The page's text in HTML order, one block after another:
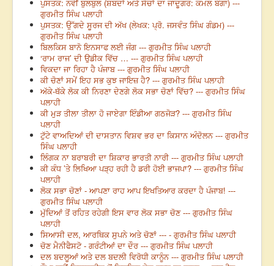
ਪੁਸਤਕ: ਨਵੀਂ ਬੁਲਬੁਲ (ਸ਼ਬਦਾਂ ਅਤੇ ਸੋਚਾਂ ਦਾ ਜਾਦੂਗਰ: ਕਮਲ ਬੰਗਾ) ---
ਗੁਰਮੀਤ ਸਿੰਘ ਪਲਾਹੀ
ਪੁਸਤਕ: ਉੱਗਦੇ ਸੂਰਜ ਦੀ ਅੱਖ (ਲੇਖਕ: ਪ੍ਰੋ. ਜਸਵੰਤ ਸਿੰਘ ਗੰਡਮ) ---
ਗੁਰਮੀਤ ਸਿੰਘ ਪਲਾਹੀ
ਬਿਲਕਿਸ ਬਾਨੋ ਇਨਸਾਫ ਲਈ ਜੰਗ --- ਗੁਰਮੀਤ ਸਿੰਘ ਪਲਾਹੀ
‘ਰਾਮ ਰਾਜ’ ਦੀ ਉਡੀਕ ਵਿੱਚ … --- ਗੁਰਮੀਤ ਸਿੰਘ ਪਲਾਹੀ
ਵਿਕਦਾ ਜਾ ਰਿਹਾ ਹੈ ਪੰਜਾਬ --- ਗੁਰਮੀਤ ਸਿੰਘ ਪਲਾਹੀ
ਕੀ ਚੋਣਾਂ ਸਮੇਂ ਇਹ ਸਭ ਕੁਝ ਜਾਇਜ਼ ਹੈ? --- ਗੁਰਮੀਤ ਸਿੰਘ ਪਲਾਹੀ
ਅੱਕੇ-ਥੱਕੇ ਲੋਕ ਕੀ ਨਿਰਣਾ ਦੇਣਗੇ ਲੋਕ ਸਭਾ ਚੋਣਾਂ ਵਿੱਚ? --- ਗੁਰਮੀਤ ਸਿੰਘ
ਪਲਾਹੀ
ਕੀ ਮੁੜ ਤੀਲਾ ਤੀਲਾ ਹੋ ਜਾਏਗਾ ਇੰਡੀਆ ਗਠਜੋੜ? --- ਗੁਰਮੀਤ ਸਿੰਘ
ਪਲਾਹੀ
ਟੁੱਟੇ ਵਾਅਦਿਆਂ ਦੀ ਦਾਸਤਾਨ ਵਿਸ਼ਵ ਭਰ ਦਾ ਕਿਸਾਨ ਅੰਦੋਲਨ --- ਗੁਰਮੀਤ
ਸਿੰਘ ਪਲਾਹੀ
ਲਿੰਗਕ ਨਾ ਬਰਾਬਰੀ ਦਾ ਸ਼ਿਕਾਰ ਭਾਰਤੀ ਨਾਰੀ --- ਗੁਰਮੀਤ ਸਿੰਘ ਪਲਾਹੀ
ਕੀ ਕੰਧ ’ਤੇ ਲਿਖਿਆ ਪੜ੍ਹ ਰਹੀ ਹੈ ਡਰੀ ਹੋਈ ਭਾਜਪਾ? --- ਗੁਰਮੀਤ ਸਿੰਘ
ਪਲਾਹੀ
ਲੋਕ ਸਭਾ ਚੋਣਾਂ - ਆਪਣਾ ਰਾਹ ਆਪ ਇਖਤਿਆਰ ਕਰਦਾ ਹੈ ਪੰਜਾਬ! ---
ਗੁਰਮੀਤ ਸਿੰਘ ਪਲਾਹੀ
ਮੁੱਦਿਆਂ ਤੋਂ ਰਹਿਤ ਰਹੇਗੀ ਇਸ ਵਾਰ ਲੋਕ ਸਭਾ ਚੋਣ --- ਗੁਰਮੀਤ ਸਿੰਘ
ਪਲਾਹੀ
ਸਿਆਸੀ ਦਲ, ਆਰਥਿਕ ਸੁਪਨੇ ਅਤੇ ਚੋਣਾਂ --- - ਗੁਰਮੀਤ ਸਿੰਘ ਪਲਾਹੀ
ਚੋਣ ਮੈਨੀਫੈਸਟੋ - ਗਰੰਟੀਆਂ ਦਾ ਦੌਰ --- ਗੁਰਮੀਤ ਸਿੰਘ ਪਲਾਹੀ
ਦਲ ਬਦਲੂਆਂ ਅਤੇ ਦਲ ਬਦਲੀ ਵਿਰੋਧੀ ਕਾਨੂੰਨ --- ਗੁਰਮੀਤ ਸਿੰਘ ਪਲਾਹੀ